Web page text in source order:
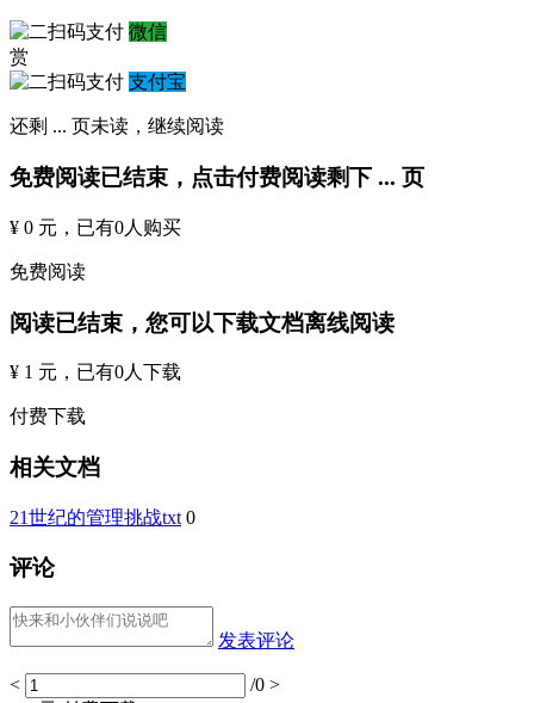
微信
赏
支付宝
还剩 ... 页未读， 继续阅读
免费阅读已结束，点击付费阅读剩下 ... 页
¥ 0 元 ，已有0人购买
免费阅读
阅读已结束，您可以下载文档离线阅读
¥ 1 元 ，已有0人下载
付费下载
相关文档
21世纪的管理挑战txt 0
评论
发表评论
< /0 >